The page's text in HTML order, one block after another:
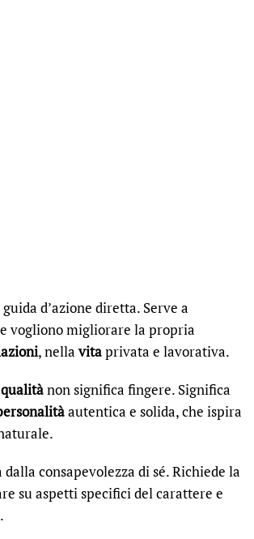
d’azione diretta. Serve a
vogliono migliorare la propria
, nellavitaprivata e lavorativa.
qualitànon significa fingere. Significa
autentica e solida, che ispira
consapevolezza di sé. Richiede la
su aspetti specifici del carattere e
.